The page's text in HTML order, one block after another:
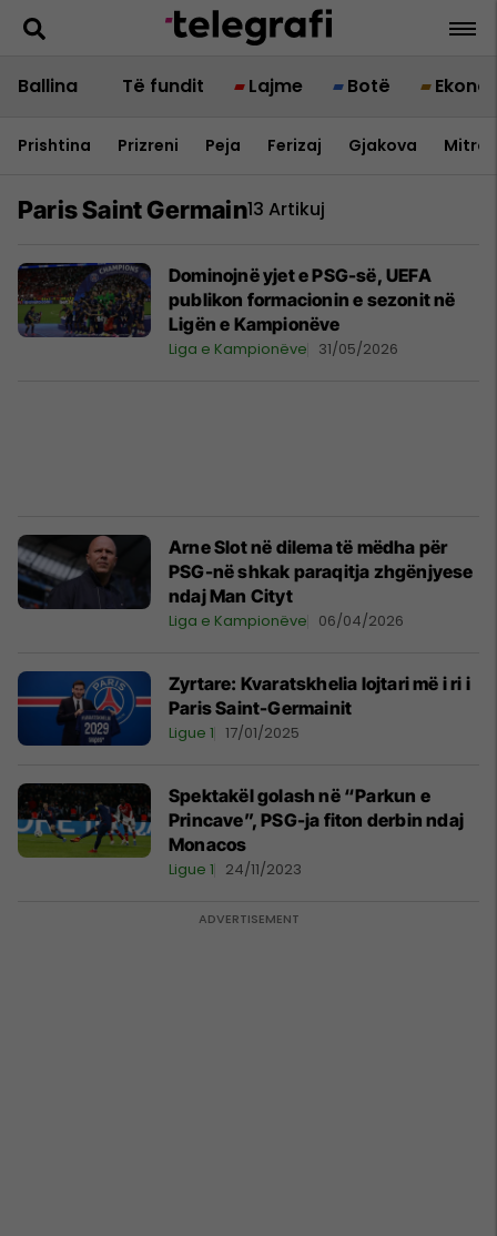
Ballina Të fundit Lajme Botë
Prishtina Prizreni Peja Ferizaj Gjakova
Paris Saint Germain13 Artikuj
Dominojnë yjet e PSG-së, UEFA
publikon formacionin e sezonit në
Ligën e Kampionëve
Liga e Kampionëve 31/05/2026
Arne Slot në dilema të mëdha për
PSG-në shkak paraqitja zhgënjyese
ndaj Man Cityt
Liga e Kampionëve 06/04/2026
Zyrtare: Kvaratskhelia lojtari më i ri i
Paris Saint-Germainit
Ligue 1 17/01/2025
Spektakël golash në “Parkun e
Princave”, PSG-ja fiton derbin ndaj
Monacos
Ligue 1 24/11/2023